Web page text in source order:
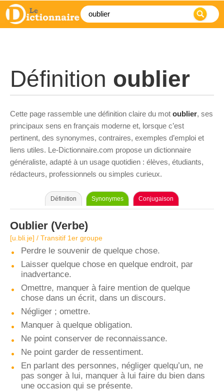
Définition oublier
Cette page rassemble une définition claire du mot oublier, ses
principaux sens en français moderne et, lorsque c’est
pertinent, des synonymes, contraires, exemples d’emploi et
liens utiles. Le-Dictionnaire.com propose un dictionnaire
généraliste, adapté à un usage quotidien : élèves, étudiants,
rédacteurs, professionnels ou simples curieux.
Définition Synonymes Conjugaison
Oublier (Verbe)
[u.bli.je] / Transitif 1er groupe
Perdre le souvenir de quelque chose.
Laisser quelque chose en quelque endroit, par
inadvertance.
Omettre, manquer à faire mention de quelque
chose dans un écrit, dans un discours.
Négliger ; omettre.
Manquer à quelque obligation.
Ne point conserver de reconnaissance.
Ne point garder de ressentiment.
En parlant des personnes, négliger quelqu’un, ne
pas songer à lui, manquer à lui faire du bien dans
une occasion qui se présente.